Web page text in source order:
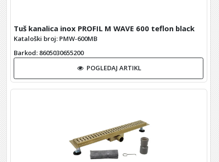
Tuš kanalica inox PROFIL M WAVE 600 teflon black
Kataloški broj: PMW-600MB
Barkod: 8605030655200
POGLEDAJ ARTIKL